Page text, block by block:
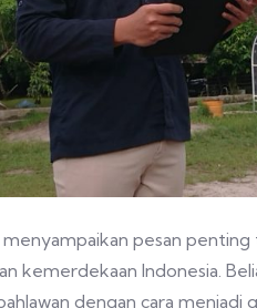
pesan
kemerdekaan Indonesia.
dengan cara